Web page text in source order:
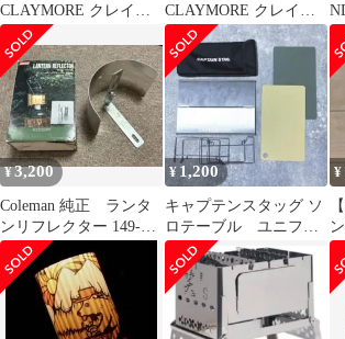
CLAYMORE クレイモ
ア 第1巻 八木教広
少年ジャンプ
CLAYMORE クレイモ
ア 図書カード ナツコミ
2007
¥3,200
Coleman 純正 ランタ
ンリフレクター 149-
7130
¥ 1,200
キャプテンスタッグ ソ
ロテーブル ユニフレ
ーム UFカッティングボ
ードセット
¥